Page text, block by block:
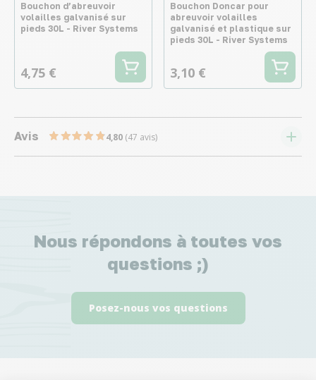
Bouchon d’abreuvoir
volailles galvanisé sur
pieds 30L - River Systems
4,75 €
Bouchon Doncar pour
abreuvoir volailles
galvanisé et plastique sur
pieds 30L - River Systems
3,10 €
Avis 4,80 (47 avis)
Nous répondons à toutes vos
questions ;)
Posez-nous vos questions